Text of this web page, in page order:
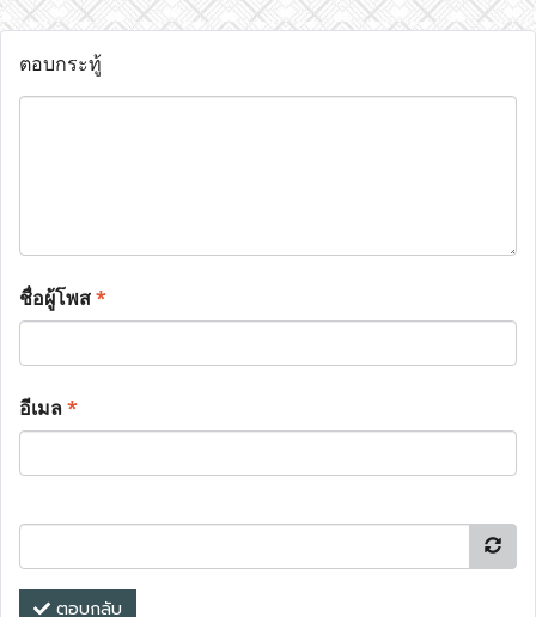
ตอบกระทู้
ชื่อผู้โพส*
อีเมล*
ตอบกลับ